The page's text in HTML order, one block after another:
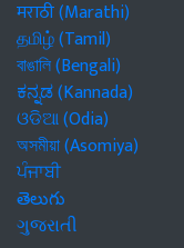
मराठी (Marathi)
தமிழ் (Tamil)
বাঙালি (Bengali)
ಕನ್ನಡ (Kannada)
ଓଡିଆ (Odia)
অসমীয়া (Asomiya)
ਪੰਜਾਬੀ
తెలుగు
ગુજરાતી